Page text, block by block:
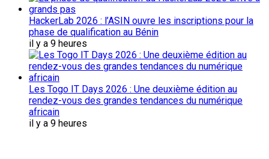
HackerLab 2026 : l’ASIN ouvre les inscriptions pour la
phase de qualification au Bénin
il y a 9 heures
Les Togo IT Days 2026 : Une deuxième édition au
rendez-vous des grandes tendances du numérique
africain
il y a 9 heures